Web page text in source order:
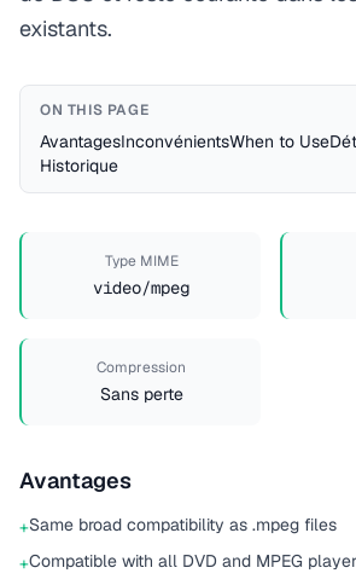
existants.
ON THIS PAGE
AvantagesInconvénientsWhen to Use
Historique
Type MIME
video/mpeg
Compression
Sans perte
Avantages
+Same broad compatibility as .mpeg files
+Compatible with all DVD and MPEG